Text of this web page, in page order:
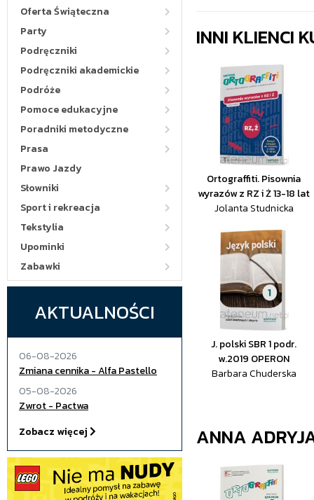
Oferta Świąteczna
Party
Podręczniki
Podręczniki akademickie
Podróże
Pomoce edukacyjne
Poradniki metodyczne
Prasa
Prawo Jazdy
Słowniki
Sport i rekreacja
Tekstylia
Upominki
Zabawki
AKTUALNOŚCI
06-08-2026
Zmiana cennika - Alfa Pastello
05-08-2026
Zwrot - Pactwa
Zobacz więcej
INNI KLIENCI
Ortograffiti. Pisownia
wyrazów z RZ i Ż 13-18 lat
Jolanta Studnicka
J. polski SBR 1 podr.
w.2019 OPERON
Barbara Chuderska
ANNA